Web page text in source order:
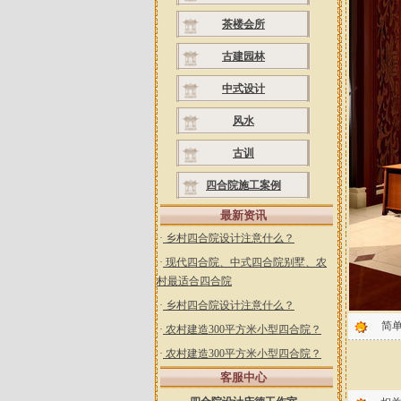
茶楼会所
古建园林
中式设计
风水
古训
四合院施工案例
最新资讯
· 乡村四合院设计注意什么？
· 现代四合院、中式四合院别墅、农
村最适合四合院
· 乡村四合院设计注意什么？
· 农村建造300平方米小型四合院？
· 农村建造300平方米小型四合院？
客服中心
简